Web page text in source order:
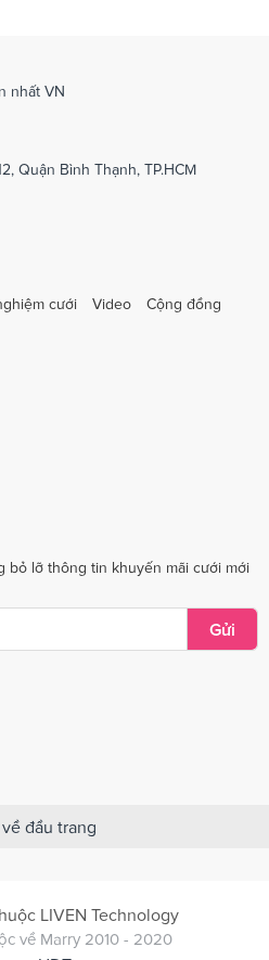
nhất VN
Quận Bình Thạnh, TP.HCM
cưới Video Cộng đồng
bỏ lỡ thông tin khuyến mãi cưới mới
Gửi
đầu trang
LIVEN Technology
về Marry 2010 - 2020